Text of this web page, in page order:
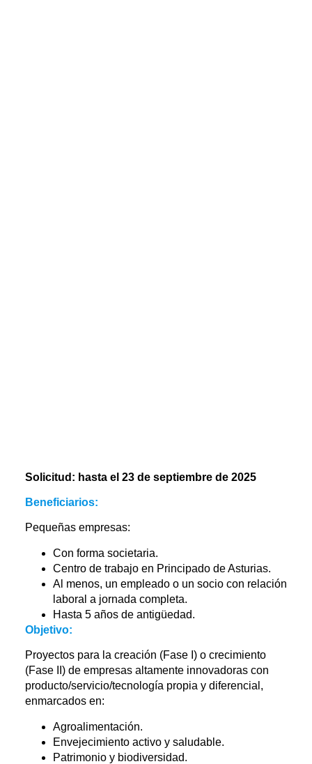
Solicitud: hasta el 23 de septiembre de 2025
Beneficiarios:
Pequeñas empresas:
Con forma societaria.
Centro de trabajo en Principado de Asturias.
Al menos, un empleado o un socio con relación
laboral a jornada completa.
Hasta 5 años de antigüedad.
Objetivo:
Proyectos para la creación (Fase I) o crecimiento
(Fase II) de empresas altamente innovadoras con
producto/servicio/tecnología propia y diferencial,
enmarcados en:
Agroalimentación.
Envejecimiento activo y saludable.
Patrimonio y biodiversidad.